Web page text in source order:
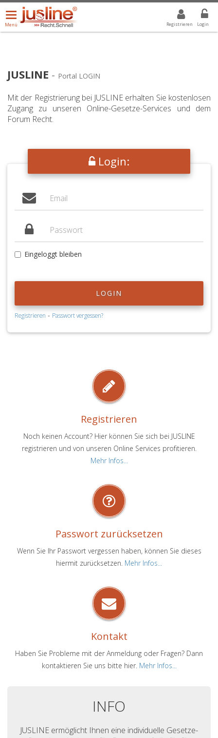
Registrieren Login
Menü
öffnen/schließen
Menü
ALLE DROPDOWN: GEWÄHLTER WERT IST ALLE
JUSLINE - Portal LOGIN
Mit der Registrierung bei JUSLINE erhalten Sie kostenlosen
Zugang zu unseren Online-Gesetze-Services und dem
Forum Recht.
Login:
Eingeloggt bleiben
LOGIN
Registrieren - Passwort vergessen?
Registrieren
Noch keinen Account? Hier können Sie sich bei JUSLINE
registrieren und von unseren Online Services profitieren.
Mehr Infos...
Passwort zurücksetzen
Wenn Sie Ihr Passwort vergessen haben, können Sie dieses
hiermit zurücksetzen. Mehr Infos...
Kontakt
Haben Sie Probleme mit der Anmeldung oder Fragen? Dann
kontaktieren Sie uns bitte hier. Mehr Infos...
INFO
JUSLINE ermöglicht Ihnen eine individuelle Gesetze-